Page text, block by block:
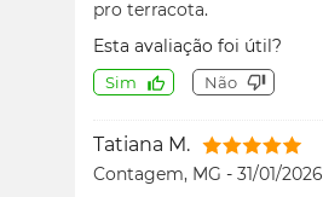
pro terracota.
Esta avaliação foi útil?
Sim Não
Tatiana M.
Contagem, MG - 31/01/2026